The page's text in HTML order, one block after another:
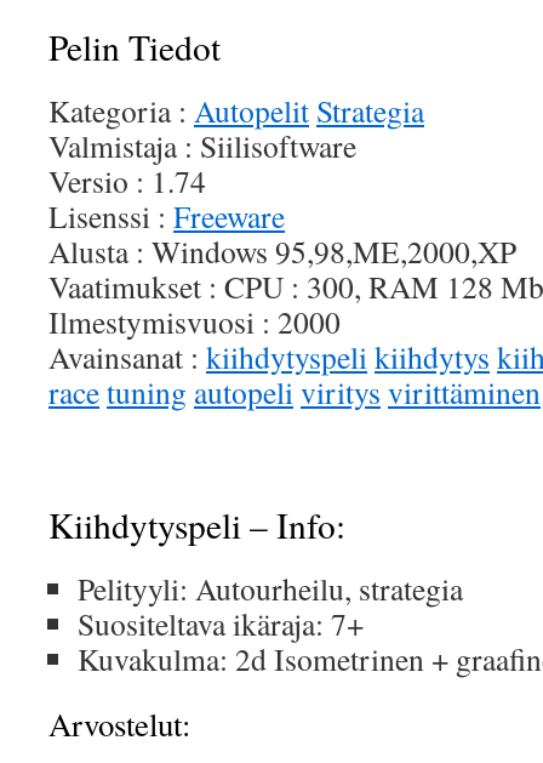
Pelin Tiedot
Kategoria : Autopelit Strategia
Valmistaja : Siilisoftware
Versio : 1.74
Lisenssi : Freeware
Alusta : Windows 95,98,ME,2000,XP
Vaatimukset : CPU : 300, RAM 128 Mb
Ilmestymisvuosi : 2000
Avainsanat : kiihdytyspelikiihdytys
racetuning autopeliviritys virittäminen
Kiihdytyspeli – Info:
Pelityyli: Autourheilu, strategia
Suositeltava ikäraja: 7+
Kuvakulma: 2d Isometrinen +
Arvostelut: